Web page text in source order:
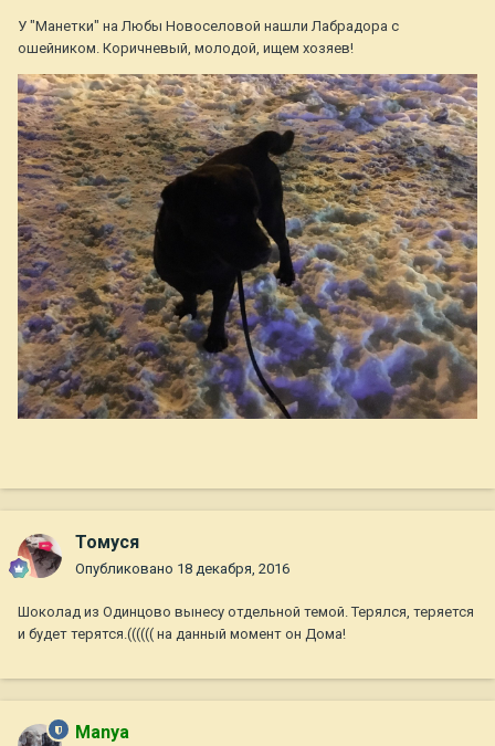
У "Манетки" на Любы Новоселовой нашли Лабрадора с
ошейником. Коричневый, молодой, ищем хозяев!
Томуся
Опубликовано 18 декабря, 2016
Шоколад из Одинцово вынесу отдельной темой. Терялся, теряется
и будет терятся.(((((( на данный момент он Дома!
Manya